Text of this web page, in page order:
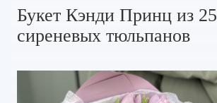
Букет Кэнди Принц из 25
сиреневых тюльпанов